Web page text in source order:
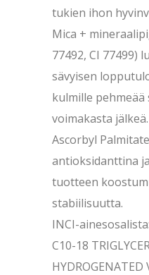
tukien ihon
Mica +
77492, CI 77499)
sävyisen
kulmille
voimakasta jälkeä.
Ascorbyl
antioksidanttina
tuotteen
stabiilisuutta.
INCI-ainesosalista:
C10-18
HYDROGENATED